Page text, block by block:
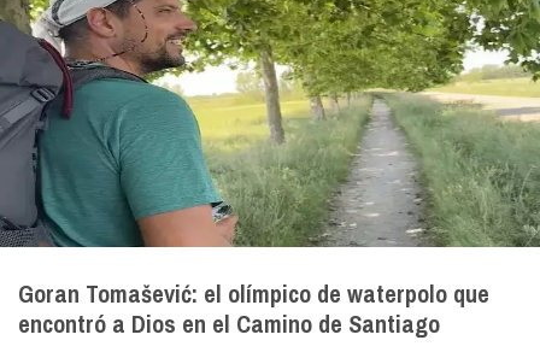
Goran Tomašević: el olímpico de waterpolo que
encontró a Dios en el Camino de Santiago